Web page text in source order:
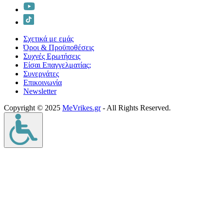
Σχετικά με εμάς
Όροι & Προϋποθέσεις
Συχνές Ερωτήσεις
Είσαι Επαγγελματίας;
Συνεργάτες
Επικοινωνία
Νewsletter
Copyright © 2025 MeVrikes.gr- All Rights Reserved.